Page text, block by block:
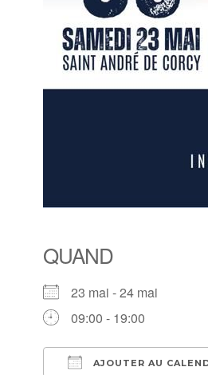
QUAND
23 mai - 24 mai
09:00 - 19:00
AJOUTER AU